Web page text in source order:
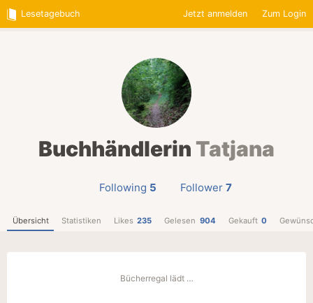
Lesetagebuch Jetzt anmelden Zum Login
Buchhändlerin Tatjana
Following 5 Follower 7
Übersicht Statistiken Likes 235 Gelesen 904 Gekauft 0
Bücherregal lädt …